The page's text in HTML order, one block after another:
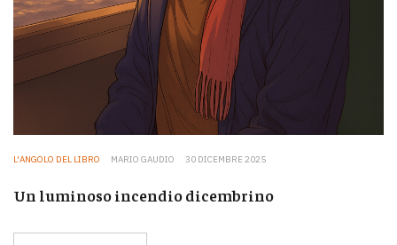
L'ANGOLO DEL LIBRO MARIO GAUDIO 30 DICEMBRE 2025
Un luminoso incendio dicembrino